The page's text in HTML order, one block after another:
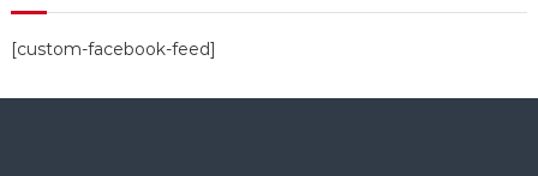
[custom-facebook-feed]